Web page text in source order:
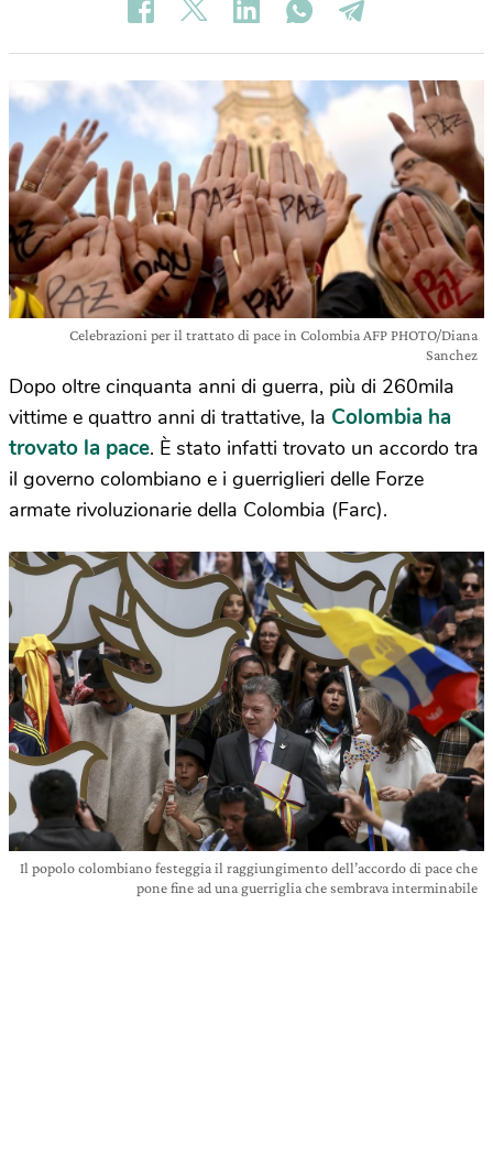
Celebrazioni per il trattato di pace in Colombia AFP PHOTO/Diana
Sanchez
Dopo oltre cinquanta anni di guerra, più di 260mila
vittime e quattro anni di trattative, la Colombia ha
trovato la pace. È stato infatti trovato un accordo tra
il governo colombiano e i guerriglieri delle Forze
armate rivoluzionarie della Colombia (Farc).
Il popolo colombiano festeggia il raggiungimento dell’accordo di pace che
pone fine ad una guerriglia che sembrava interminabile